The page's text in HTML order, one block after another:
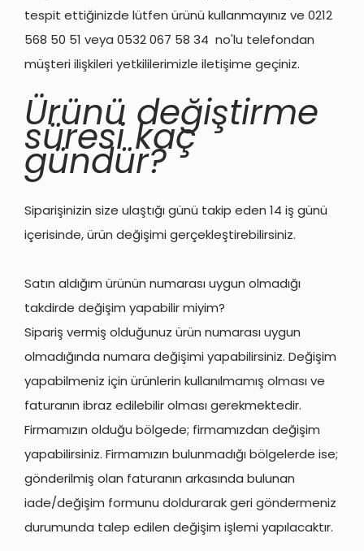
tespit ettiğinizde lütfen ürünü kullanmayınız ve 0212
568 50 51 veya 0532 067 58 34 no'lu telefondan
müşteri ilişkileri yetkililerimizle iletişime geçiniz.
Ürünü değiştirme
süresi kaç
gündür?
Siparişinizin size ulaştığı günü takip eden 14 iş günü
içerisinde, ürün değişimi gerçekleştirebilirsiniz.
Satın aldığım ürünün numarası uygun olmadığı
takdirde değişim yapabilir miyim?
Sipariş vermiş olduğunuz ürün numarası uygun
olmadığında numara değişimi yapabilirsiniz. Değişim
yapabilmeniz için ürünlerin kullanılmamış olması ve
faturanın ibraz edilebilir olması gerekmektedir.
Firmamızın olduğu bölgede; firmamızdan değişim
yapabilirsiniz. Firmamızın bulunmadığı bölgelerde ise;
gönderilmiş olan faturanın arkasında bulunan
iade/değişim formunu doldurarak geri göndermeniz
durumunda talep edilen değişim işlemi yapılacaktır.